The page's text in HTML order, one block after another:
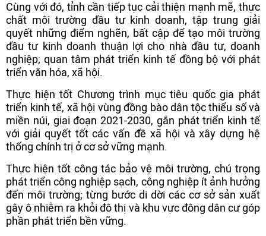
Cùng với đó, tỉnh cần tiếp tục cải thiện mạnh mẽ, thực
chất môi trường đầu tư kinh doanh, tập trung giải
quyết những điểm nghẽn, bất cập để tạo môi trường
đầu tư kinh doanh thuận lợi cho nhà đầu tư, doanh
nghiệp; quan tâm phát triển kinh tế đồng bộ với phát
triển văn hóa, xã hội.
Thực hiện tốt Chương trình mục tiêu quốc gia phát
triển kinh tế, xã hội vùng đồng bào dân tộc thiểu số và
miền núi, giai đoạn 2021-2030, gắn phát triển kinh tế
với giải quyết tốt các vấn đề xã hội và xây dựng hệ
thống chính trị ở cơ sở vững mạnh.
Thực hiện tốt công tác bảo vệ môi trường, chú trọng
phát triển công nghiệp sạch, công nghiệp ít ảnh hưởng
đến môi trường; từng bước di dời các cơ sở sản xuất
gây ô nhiễm ra khỏi đô thị và khu vực đông dân cư góp
phần phát triển bền vững.